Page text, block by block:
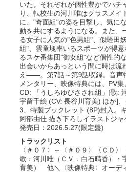
いた。それぞれが個性豊かでハチ
り、転校生の河川唯はクラスメイ
に、"奇面組"の姿を目撃し、気に
動を共にするようになる。また、
る女子に人気の"色男組"、似蛭田
組"、雲童塊率いるスポーツが得
るスケ番集団"御女組"など個性的
出会いからあっという間に時は流
え――。第7話～第9話収録。音声
メンタリー、映像特典には、PV
CD: 「うしろゆびさされ組」[歌:
宇留千絵 (CV: 長谷川育美) ほか]
3、特製ブックレット (8P)封入。
阿部由佳 描き下ろしイラストジャ
発売日：2026.5.27(限定盤)
トラックリスト
〈＃０７〉～〈＃０９〉〈ＣＤ〉
歌：河川唯（ＣＶ．白石晴香）・
育美） 他＼〈映像特典〉オーデ